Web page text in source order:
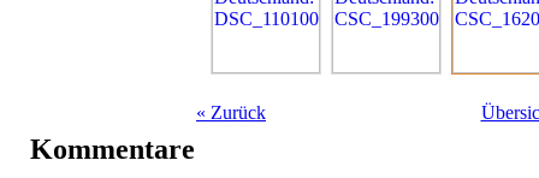
« Zurück
Kommentare